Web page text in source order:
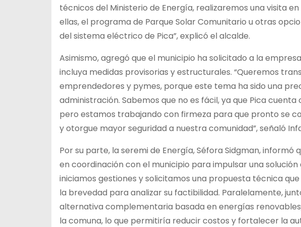
técnicos del Ministerio de Energía, realizaremos una visita
ellas, el programa de Parque Solar Comunitario u otras
del sistema eléctrico de Pica”, explicó el alcalde.
Asimismo, agregó que el municipio ha solicitado a la
incluya medidas provisorias y estructurales. “Queremos
emprendedores y pymes, porque este tema ha sido una
administración. Sabemos que no es fácil, ya que Pica
pero estamos trabajando con firmeza para que pronto se
y otorgue mayor seguridad a nuestra comunidad”, señaló
Por su parte, la seremi de Energía, Séfora Sidgman,
en coordinación con el municipio para impulsar una
iniciamos gestiones y solicitamos una propuesta técnica
la brevedad para analizar su factibilidad. Paralelamente,
alternativa complementaria basada en energías
la comuna, lo que permitiría reducir costos y fortalecer la